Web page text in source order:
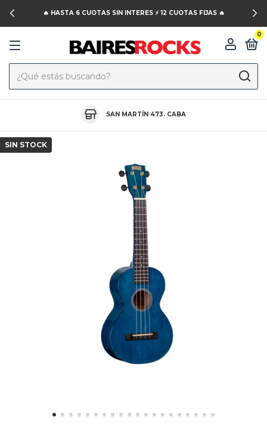
🔥 HASTA 6 CUOTAS SIN INTERES ⚡️ 12 CUOTAS FIJAS 🔥
0
SAN MARTÍN 473. CABA
SIN STOCK